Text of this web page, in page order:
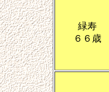
緑寿
６６歳